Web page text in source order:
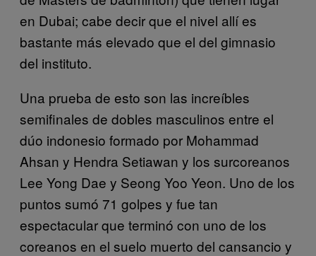
en Dubai; cabe decir que el nivel allí es
bastante más elevado que el del gimnasio
del instituto.
Una prueba de esto son las increíbles
semifinales de dobles masculinos entre el
dúo indonesio formado por Mohammad
Ahsan y Hendra Setiawan y los surcoreanos
Lee Yong Dae y Seong Yoo Yeon. Uno de los
puntos sumó 71 golpes y fue tan
espectacular que terminó con uno de los
coreanos en el suelo muerto del cansancio y